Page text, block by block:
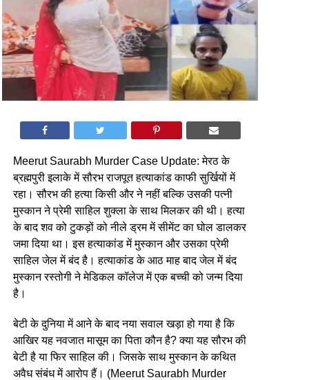
Meerut Saurabh Murder Case Update: मेरठ के
ब्रह्मपुरी इलाके में सौरभ राजपूत हत्याकांड काफी सुर्खियों में
रहा। सौरभ की हत्या किसी और ने नहीं बल्कि उसकी पत्नी
मुस्कान ने प्रेमी साहिल शुक्ला के साथ मिलकर की थी। हत्या
के बाद शव को टुकड़ों को नीले ड्रम में सीमेंट का घोल डालकर
जमा दिया था। इस हत्याकांड में मुस्कान और उसका प्रेमी
साहिल जेल में बंद है। हत्याकांड के आठ माह बाद जेल में बंद
मुस्कान रस्तोगी ने मेडिकल कॉलेज में एक बच्ची को जन्म दिया
है।
बेटी के दुनिया में आने के बाद नया सवाल खड़ा हो गया है कि
आखिर यह नवजात मासूम का पिता कौन है? क्या यह सौरभ की
बेटी है या फिर साहिल की। जिसके साथ मुस्कान के कथित
अवैध संबंध में आरोप हैं। (Meerut Saurabh Murder